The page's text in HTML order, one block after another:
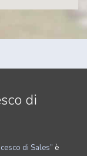
di
di Sales” è